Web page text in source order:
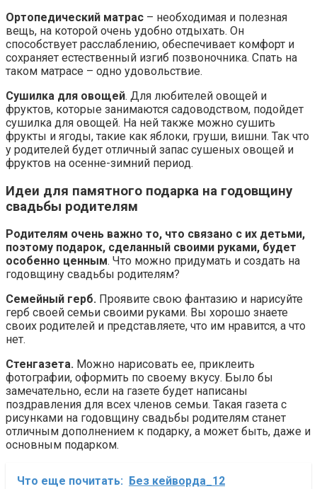
Ортопедический матрас – необходимая и полезная
вещь, на которой очень удобно отдыхать. Он
способствует расслаблению, обеспечивает комфорт и
сохраняет естественный изгиб позвоночника. Спать на
таком матрасе – одно удовольствие.
Сушилка для овощей. Для любителей овощей и
фруктов, которые занимаются садоводством, подойдет
сушилка для овощей. На ней также можно сушить
фрукты и ягоды, такие как яблоки, груши, вишни. Так что
у родителей будет отличный запас сушеных овощей и
фруктов на осенне-зимний период.
Идеи для памятного подарка на годовщину
свадьбы родителям
Родителям очень важно то, что связано с их детьми,
поэтому подарок, сделанный своими руками, будет
особенно ценным. Что можно придумать и создать на
годовщину свадьбы родителям?
Семейный герб. Проявите свою фантазию и нарисуйте
герб своей семьи своими руками. Вы хорошо знаете
своих родителей и представляете, что им нравится, а что
нет.
Стенгазета. Можно нарисовать ее, приклеить
фотографии, оформить по своему вкусу. Было бы
замечательно, если на газете будет написаны
поздравления для всех членов семьи. Такая газета с
рисунками на годовщину свадьбы родителям станет
отличным дополнением к подарку, а может быть, даже и
основным подарком.
Что еще почитать: Без кейворда_12